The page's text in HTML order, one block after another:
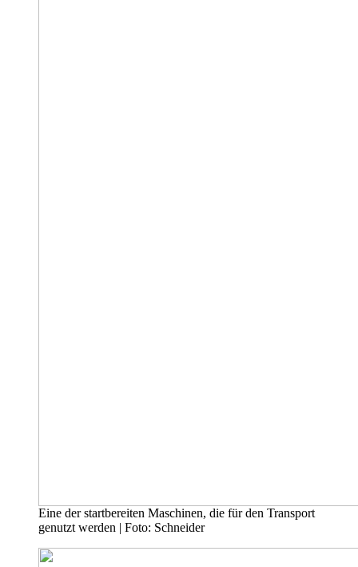
Eine der startbereiten Maschinen, die für den Transport
genutzt werden | Foto: Schneider